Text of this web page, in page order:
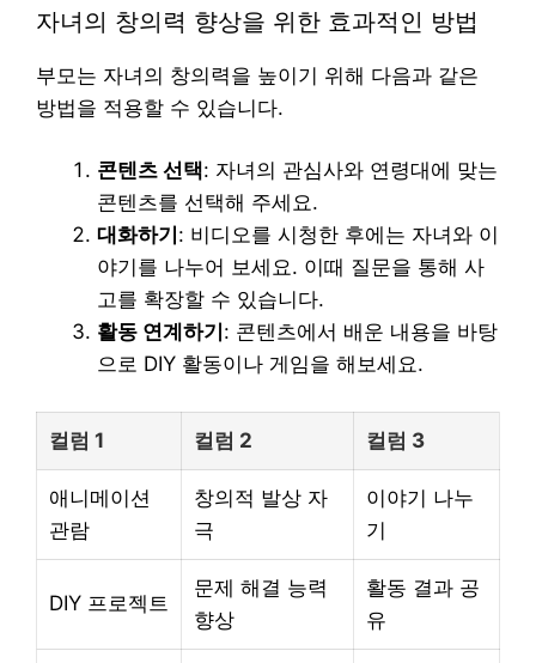
자녀의 창의력 향상을 위한 효과적인 방법
부모는 자녀의 창의력을 높이기 위해 다음과 같은
방법을 적용할 수 있습니다.
콘텐츠 선택: 자녀의 관심사와 연령대에 맞는
콘텐츠를 선택해 주세요.
대화하기 : 비디오를 시청한 후에는 자녀와 이
야기를 나누어 보세요. 이때 질문을 통해 사
고를 확장할 수 있습니다.
활동 연계하기 : 콘텐츠에서 배운 내용을 바탕
으로 DIY 활동이나 게임을 해보세요.
컬럼 1 컬럼 2 컬럼 3
애니메이션
관람
창의적 발상 자
극
이야기 나누
기
DIY 프로젝트
문제 해결 능력
향상
활동 결과 공
유